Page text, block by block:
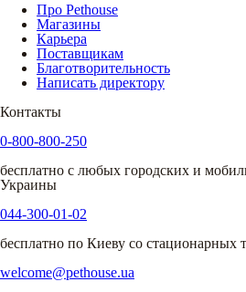
Про Pethouse
Магазины
Карьера
Поставщикам
Благотворительность
Написать директору
Контакты
0-800-800-250
бесплатно с любых городских и
Украины
044-300-01-02
бесплатно по Киеву со стационарных
welcome@pethouse.ua